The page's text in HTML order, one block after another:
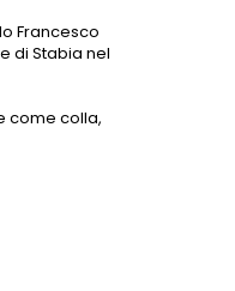
Francesco
di Stabia nel
come colla,